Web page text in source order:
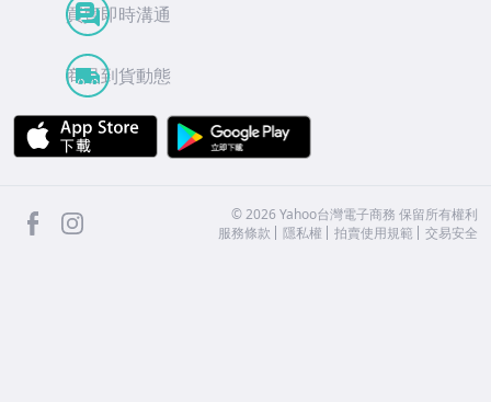
買賣即時溝通
商品到貨動態
APP Store
facebook ©2026 Yahoo台灣電子商務 保留所有權利
服務條款
隱私權 拍賣使用規範 交易安全